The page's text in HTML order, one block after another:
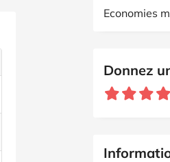
Economies
Donnez